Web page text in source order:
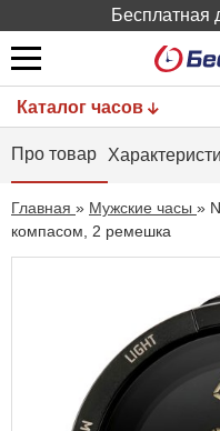
Бесплатная
Каталог часов
Про товар
Главная » Мужские часы »
компасом, 2 ремешка